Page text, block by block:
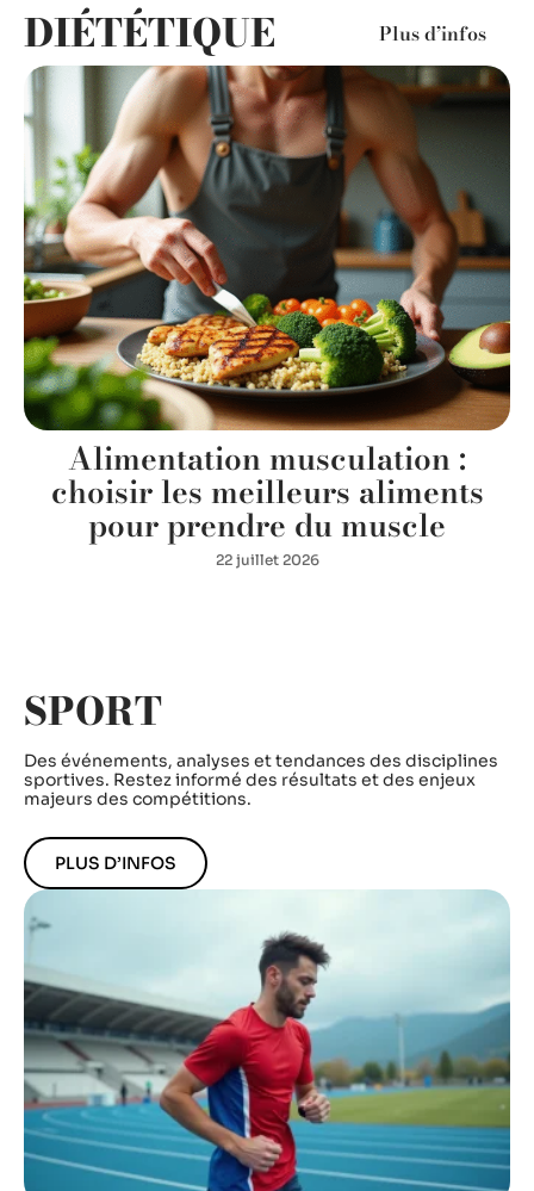
DIÉTÉTIQUE Plus d’infos
Alimentation musculation :
choisir les meilleurs aliments
pour prendre du muscle
22 juillet 2026
SPORT
Des événements, analyses et tendances des disciplines
sportives. Restez informé des résultats et des enjeux
majeurs des compétitions.
PLUS D’INFOS